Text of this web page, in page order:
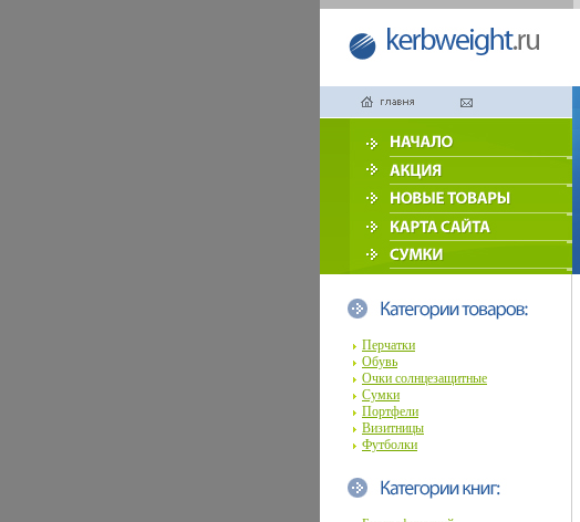
Перчатки
Обувь
Очки солнцезащитные
Сумки
Портфели
Визитницы
Футболки